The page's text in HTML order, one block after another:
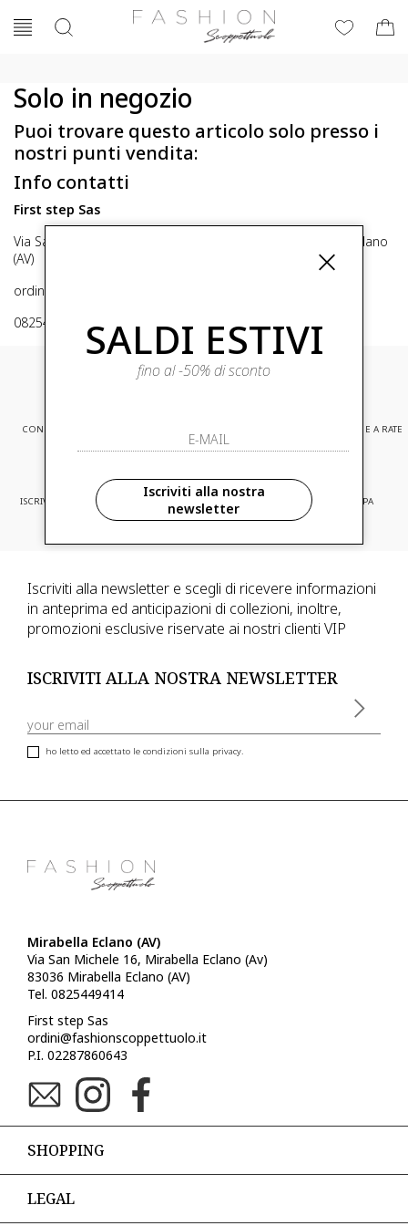
Solo in negozio
Puoi trovare questo articolo solo presso i
nostri punti vendita:
Info contatti
First step Sas
Via San Michele 16, Mirabella Eclano (Av) 83036 Mirabella Eclano
(AV)
ordini@fashionscoppettuolo.it
0825449414
CONSEGNA EXPRESS PAGAMENTI SICURI E A RATE
ISCRIVITI ED ACCEDI A PROMOZIONI
RISERVATE
CONSEGNA IN TUTTA EUROPA
Iscriviti alla newsletter e scegli di ricevere informazioni
in anteprima ed anticipazioni di collezioni, inoltre,
promozioni esclusive riservate ai nostri clienti VIP
ISCRIVITI ALLA NOSTRA NEWSLETTER
ho letto ed accettato le condizioni sulla privacy.
Mirabella Eclano (AV)
Via San Michele 16, Mirabella Eclano (Av)
83036 Mirabella Eclano (AV)
Tel. 0825449414
First step Sas
ordini@fashionscoppettuolo.it
P.I. 02287860643
SHOPPING
LEGAL
SALDI ESTIVI
fino al -50% di sconto
Iscriviti alla nostra
newsletter